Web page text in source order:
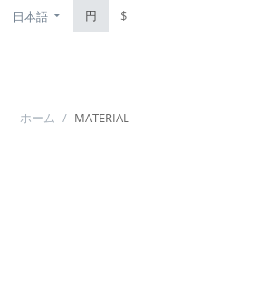
日本語 円 $
ホーム / MATERIAL